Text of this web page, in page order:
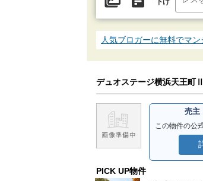
人気ブロガーに無料でマ
デュオステージ横浜天王町Ⅱ
売主
この物件の公
PICK UP物件